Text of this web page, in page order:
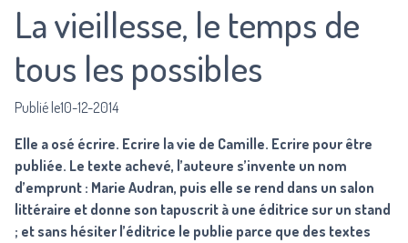
La vieillesse, le temps de
tous les possibles
Publié le10-12-2014
Elle a osé écrire. Ecrire la vie de Camille. Ecrire pour être
publiée. Le texte achevé, l’auteure s’invente un nom
d’emprunt : Marie Audran, puis elle se rend dans un salon
littéraire et donne son tapuscrit à une éditrice sur un stand
; et sans hésiter l’éditrice le publie parce que des textes